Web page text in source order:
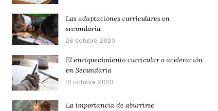
Las adaptaciones curriculares en
secundaria
26 octubre, 2020
El enriquecimiento curricular o aceleración
en Secundaria
19 octubre, 2020
La importancia de aburrirse